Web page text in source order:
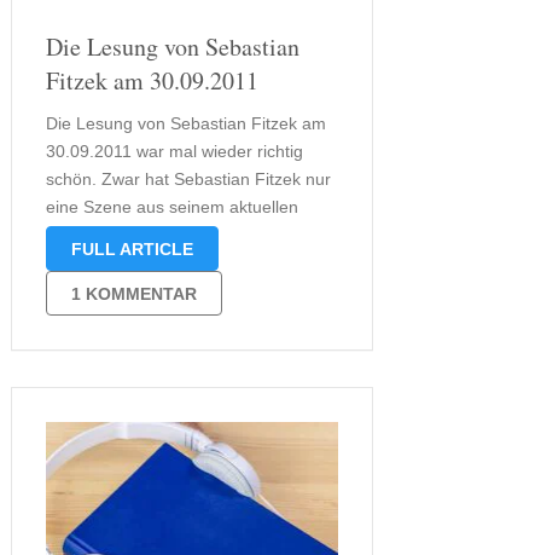
Die Lesung von Sebastian
Fitzek am 30.09.2011
Die Lesung von Sebastian Fitzek am
30.09.2011 war mal wieder richtig
schön. Zwar hat Sebastian Fitzek nur
eine Szene aus seinem aktuellen
Buch „Der Augenjäger“ gelesen, aber
Hintergrund erzählt. Mal wieder ging
es darum, wie seine Bücher
entstehen, und was in …
FULL ARTICLE
1 KOMMENTAR